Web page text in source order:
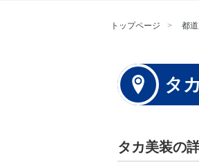
トップページ 都
タ
タカ美装の